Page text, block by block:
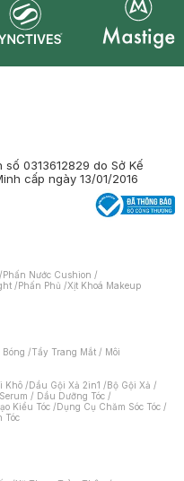
0313612829 do Sở Kế
cấp ngày 13/01/2016
/Phấn Nước Cushion /
/Phấn Phủ /Xịt Khoá Makeup
Bóng /Tẩy Trang Mắt / Môi
Khô /Dầu Gội Xả 2in1 /Bộ Gội Xả /
Serum / Dầu Dưỡng Tóc /
Kiểu Tóc /Dụng Cụ Chăm Sóc Tóc /
Tóc